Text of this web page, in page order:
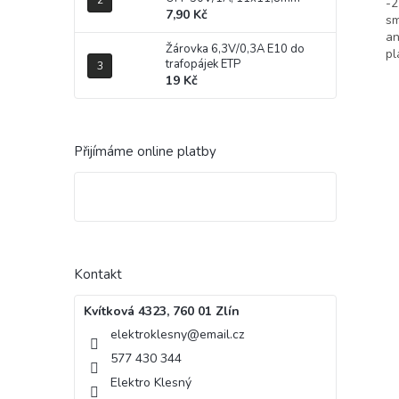
7,90 Kč
Žárovka 6,3V/0,3A E10 do
trafopájek ETP
19 Kč
Přijímáme online platby
Kontakt
Kvítková 4323, 760 01 Zlín
elektroklesny@email.cz
577 430 344
Elektro Klesný